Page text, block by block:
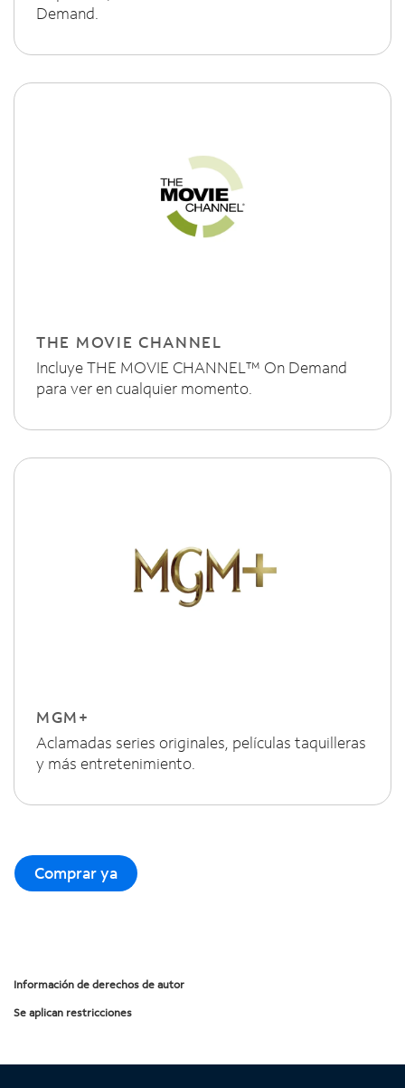
Demand.
THE MOVIE CHANNEL
Incluye THE MOVIE CHANNEL™ On Demand
para ver en cualquier momento.
MGM+
Aclamadas series originales, películas taquilleras
y más entretenimiento.
Comprar ya
Información de derechos de autor
Se aplican restricciones